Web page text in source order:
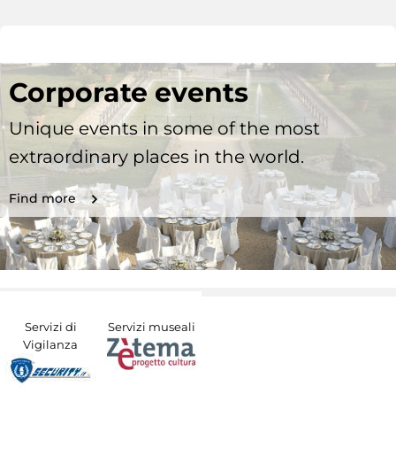
Corporate events
Unique events in some of the most
extraordinary places in the world.
Find more
Servizi di
Vigilanza
Servizi museali